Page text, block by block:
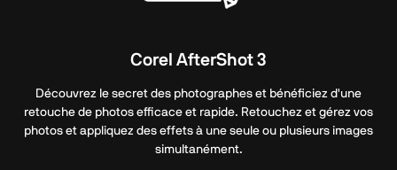
Corel AfterShot 3
Découvrez le secret des photographes et bénéficiez d'une
retouche de photos efficace et rapide. Retouchez et gérez vos
photos et appliquez des effets à une seule ou plusieurs images
simultanément.